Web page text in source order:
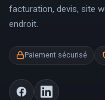
facturation, devis, site
endroit.
Paiement sécurisé